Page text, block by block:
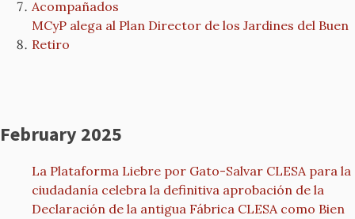
Acompañados
MCyP alega al Plan Director de los Jardines del Buen
Retiro
February 2025
La Plataforma Liebre por Gato-Salvar CLESA para la
ciudadanía celebra la definitiva aprobación de la
Declaración de la antigua Fábrica CLESA como Bien